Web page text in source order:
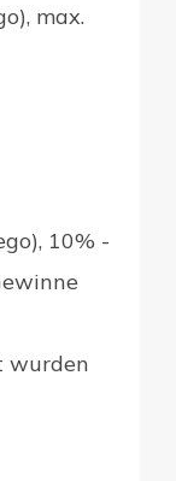
max.
10% -
wurden